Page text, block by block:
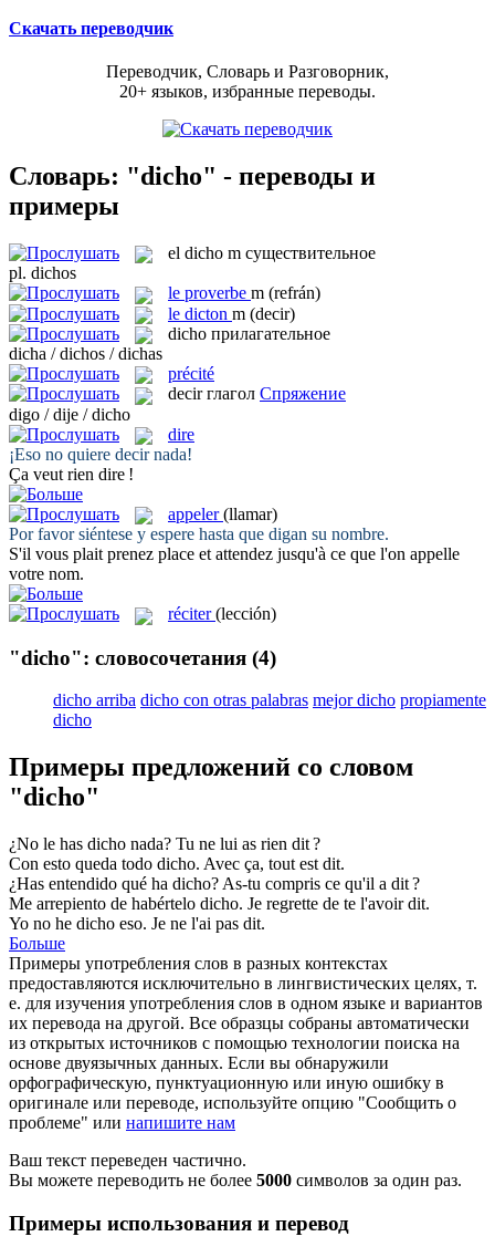
Скачать переводчик
Переводчик, Словарь и Разговорник,
20+ языков, избранные переводы.
Словарь: "dicho" - переводы и
примеры
el dicho m существительное
pl. dichos
le proverbe m (refrán)
le dicton m (decir)
dicho прилагательное
dicha / dichos / dichas
précité
decir глагол Спряжение
digo / dije / dicho
dire
¡Eso no quiere decirnada!
Ça veut rien dire !
appeler (llamar)
Por favor siéntese y espere hasta que digan su nombre.
S'il vous plait prenez place et attendez jusqu'à ce que l'on appelle
votre nom.
réciter (lección)
"dicho": словосочетания (4)
dicho arriba dicho con otras palabras mejor dicho propiamente
dicho
Примеры предложений со словом
"dicho"
¿No le has dicho nada? Tu ne lui as rien dit?
Con esto queda todo dicho. Avec ça, tout est dit.
¿Has entendido qué ha dicho? As-tu compris ce qu'il a dit?
Me arrepiento de habértelo dicho. Je regrette de te l'avoirdit.
Yo no he dicho eso. Je ne l'ai pas dit.
Больше
Примеры употребления слов в разных контекстах
предоставляются исключительно в лингвистических целях, т.
е. для изучения употребления слов в одном языке и вариантов
их перевода на другой. Все образцы собраны автоматически
из открытых источников с помощью технологии поиска на
основе двуязычных данных. Если вы обнаружили
орфографическую, пунктуационную или иную ошибку в
оригинале или переводе, используйте опцию "Сообщить о
проблеме" или напишите нам
Ваш текст переведен частично.
Вы можете переводить не более 5000 символов за один раз.
Примеры использования и перевод